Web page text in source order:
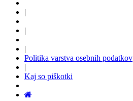
|
|
|
Politika varstva osebnih podatkov
|
Kaj so piškotki